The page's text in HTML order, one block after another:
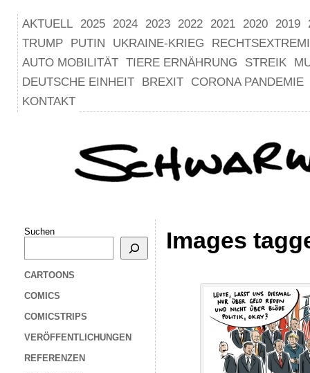
AKTUELL 2025 2024 2023 2022 2021 2020 2019
TRUMP
PUTIN UKRAINE-KRIEG
AUTO MOBILITÄT TIERE ERNÄHRUNG STREIK
DEUTSCHE EINHEIT
BREXIT
CORONA PANDEMIE
KONTAKT
Suchen
CARTOONS
COMICS
COMICSTRIPS
VERÖFFENTLICHUNGEN
REFERENZEN
Images